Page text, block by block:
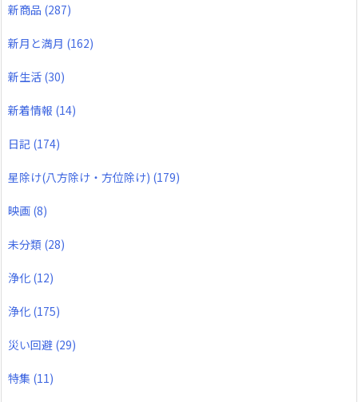
新商品 (287)
新月と満月 (162)
新生活 (30)
新着情報 (14)
日記 (174)
星除け(八方除け・方位除け) (179)
映画 (8)
未分類 (28)
浄化 (12)
浄化 (175)
災い回避 (29)
特集 (11)